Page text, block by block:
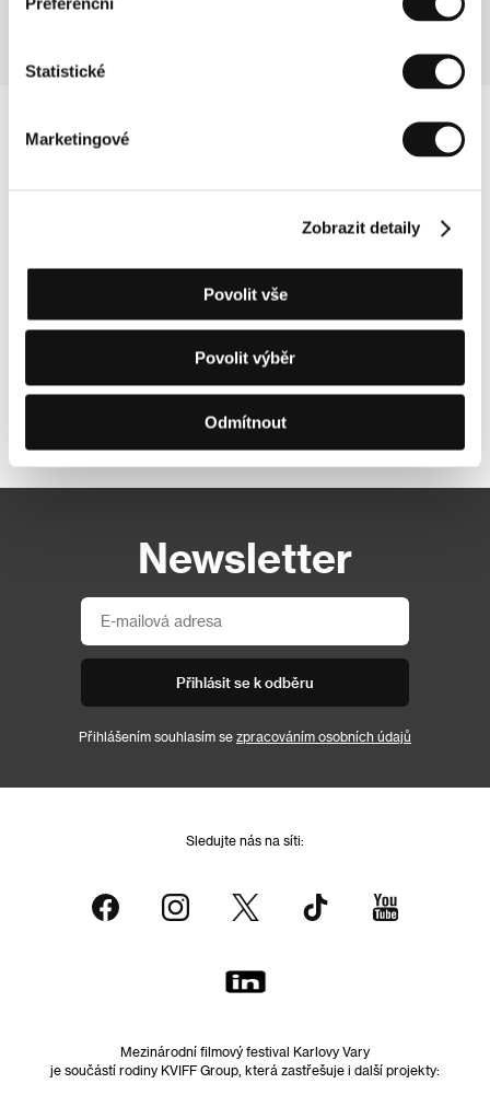
Statistické
Marketingové
Zobrazit detaily
Povolit vše
Povolit výběr
Odmítnout
Další partneři
Newsletter
Přihlásit se k odběru
Přihlášením souhlasím se zpracováním osobních údajů
Sledujte nás na síti:
Mezinárodní filmový festival Karlovy Vary
je součástí rodiny KVIFF Group, která zastřešuje i další projekty: